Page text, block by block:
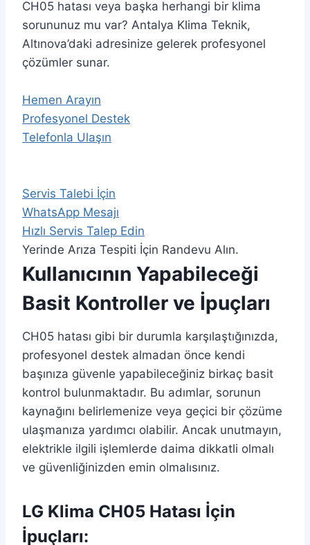
CH05 hatası veya başka herhangi bir klima
sorununuz mu var? Antalya Klima Teknik,
Altınova’daki adresinize gelerek profesyonel
çözümler sunar.
Hemen Arayın
Profesyonel Destek
Telefonla Ulaşın
Servis Talebi İçin
WhatsApp Mesajı
Hızlı Servis Talep Edin
Yerinde Arıza Tespiti İçin Randevu Alın.
Kullanıcının Yapabileceği
Basit Kontroller ve İpuçları
CH05 hatası gibi bir durumla karşılaştığınızda,
profesyonel destek almadan önce kendi
başınıza güvenle yapabileceğiniz birkaç basit
kontrol bulunmaktadır. Bu adımlar, sorunun
kaynağını belirlemenize veya geçici bir çözüme
ulaşmanıza yardımcı olabilir. Ancak unutmayın,
elektrikle ilgili işlemlerde daima dikkatli olmalı
ve güvenliğinizden emin olmalısınız.
LG Klima CH05 Hatası İçin
İpuçları: